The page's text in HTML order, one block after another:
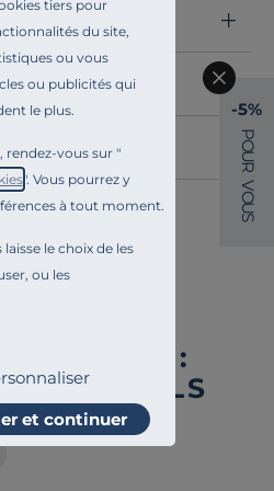
tiers pour
du site,
ou vous
ou publicités qui
le plus.
rendez-vous sur "
". Vous pourrez y
à tout moment.
le choix de les
ou les
et continuer
et à ses
Astrolite s’inscrit
écoresponsable tout
et modularité au
:Bureaux individuels
OFFRE :
-5%
P
O
U
R
V
O
U
S